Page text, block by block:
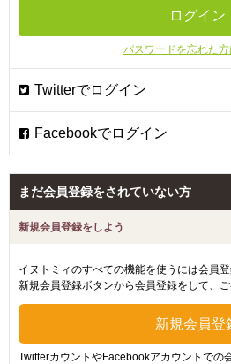
パスワードを忘れた方
まだ会員登録をされていない方
新規会員登録をしよう
イヌトミィのすべての機能を使うには会員
新規会員登録ボタンから会員登録をして、ご
TwitterカウントやFacebookアカウントでの